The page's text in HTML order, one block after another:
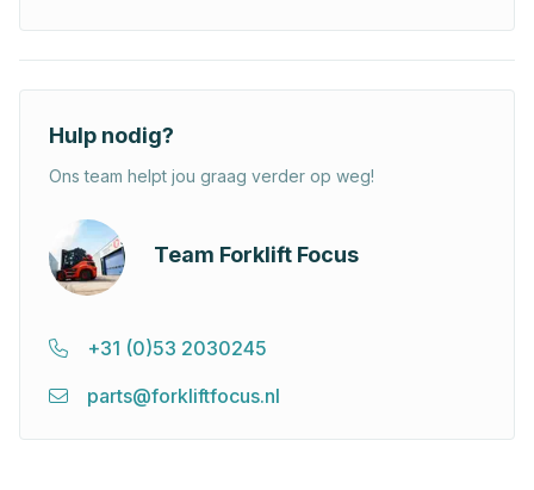
Hulp nodig?
Ons team helpt jou graag verder op weg!
Team Forklift Focus
+31 (0)53 2030245
parts@forkliftfocus.nl